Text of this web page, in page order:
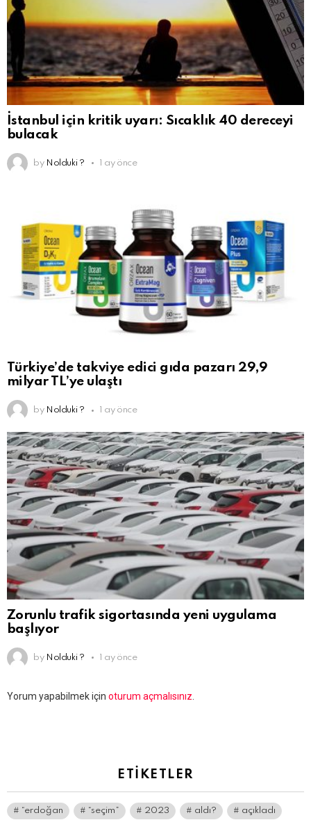
İstanbul için kritik uyarı: Sıcaklık 40 dereceyi
bulacak
by Nolduki ? 1 ay önce
Türkiye’de takviye edici gıda pazarı 29,9
milyar TL’ye ulaştı
by Nolduki ? 1 ay önce
Zorunlu trafik sigortasında yeni uygulama
başlıyor
by Nolduki ? 1 ay önce
Bir
Yorum yapabilmek için oturum açmalısınız
ETIKETLER
“erdoğan “seçim” 2023 aldı? açıkladı